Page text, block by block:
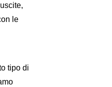
le
tipo di